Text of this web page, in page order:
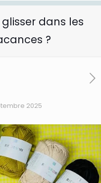
glisser dans les
?
2025